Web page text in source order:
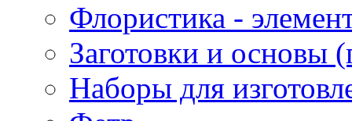
Флористика -
Заготовки и основы
Наборы для